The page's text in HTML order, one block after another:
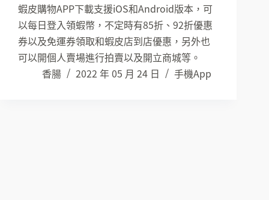
蝦皮購物APP下載支援iOS和Android版本，可
以每日登入領蝦幣，不定時有85折、92折優惠
券以及免運券領取和蝦皮店到店優惠，另外也
可以開個人賣場進行拍賣以及開立商城等。
香腸
2022 年 05 月 24 日 手機App